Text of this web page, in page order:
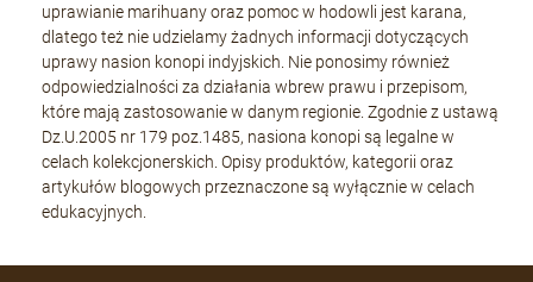
uprawianie marihuany oraz pomoc w hodowli jest karana,
dlatego też nie udzielamy żadnych informacji dotyczących
uprawy nasion konopi indyjskich. Nie ponosimy również
odpowiedzialności za działania wbrew prawu i przepisom,
które mają zastosowanie w danym regionie. Zgodnie z ustawą
Dz.U.2005 nr 179 poz.1485, nasiona konopi są legalne w
celach kolekcjonerskich. Opisy produktów, kategorii oraz
artykułów blogowych przeznaczone są wyłącznie w celach
edukacyjnych.